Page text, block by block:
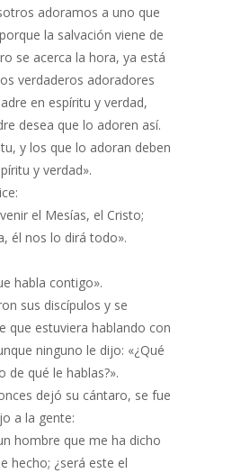
adoramos a uno que
la salvación viene de
se acerca la hora, ya está
verdaderos adoradores
en espíritu y verdad,
desea que lo adoren así.
y los que lo adoran deben
y verdad».
el Mesías, el Cristo;
él nos lo dirá todo».
habla contigo».
sus discípulos y se
que estuviera hablando con
ninguno le dijo: «¿Qué
de qué le hablas?».
dejó su cántaro, se fue
a la gente:
hombre que me ha dicho
hecho; ¿será este el